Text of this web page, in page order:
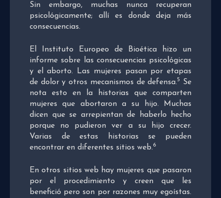
Sin embargo, muchas nunca recuperan
psicológicamente; allí es donde deja más
consecuencias.
El Instituto Europeo de Bioética hizo un
informe sobre las consecuencias psicológicas
y el aborto. Las mujeres pasan por etapas
de dolor y otros mecanismos de defensa.5
Se
nota esto en la historias que comparten
mujeres que abortaron a su hijo. Muchas
dicen que se arrepientan de haberlo hecho
porque no pudieron ver a su hijo crecer.
Varias de estas historias se pueden
encontrar en diferentes sitios web.6
En otros sitios web hay mujeres que pasaron
por el procedimiento y creen que les
benefició pero son por razones muy egoístas.